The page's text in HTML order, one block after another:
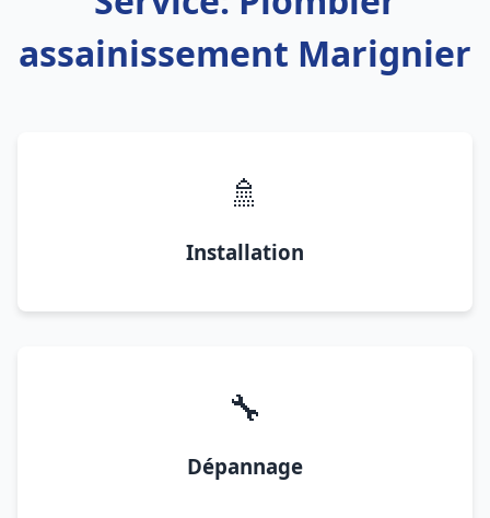
assainissement Marignier
🚿
Installation
🔧
Dépannage